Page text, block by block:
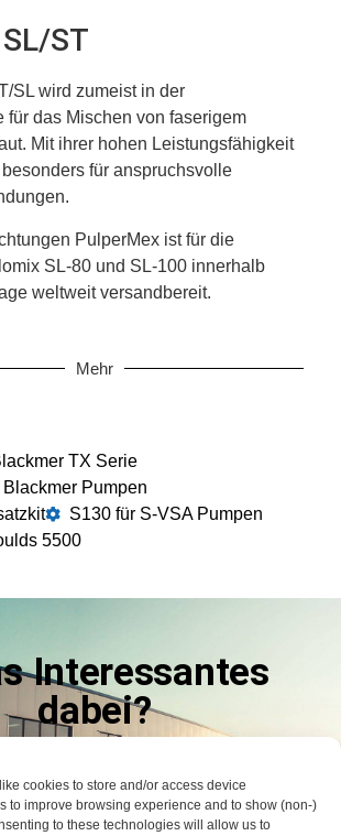
cookies to store and/or access device
to improve browsing experience and to show (non-)
to these technologies will allow us to
ST
SL wird zumeist in der
für das Mischen von faserigem
Mit ihrer hohen Leistungsfähigkeit
für anspruchsvolle
PulperMex ist für die
SL-80 und SL-100 innerhalb
weltweit versandbereit.
Mehr
TX Serie
Blackmer Pumpen
S130 für S-VSA Pumpen
5500
Interessantes
dabei?
Kontaktieren Sie uns